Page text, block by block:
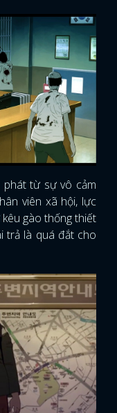
phát từ sự vô cảm
viên xã hội, lực
gào thống thiết
trả là quá đắt cho